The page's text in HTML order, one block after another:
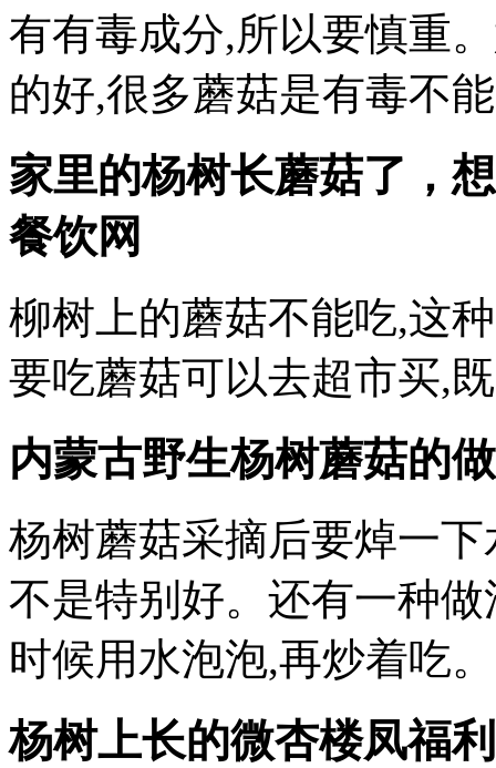
有有毒成分,所以要慎重
的好,很多蘑菇是有毒不
家里的杨树长蘑菇了，
餐饮网
柳树上的蘑菇不能吃,这
要吃蘑菇可以去超市买,
内蒙古野生杨树蘑菇的
杨树蘑菇采摘后要焯一
不是特别好。还有一种
时候用水泡泡,再炒着吃。
杨树上长的微杏楼凤福